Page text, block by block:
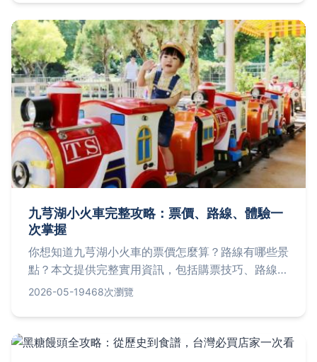
Q&A解答，讓你輕鬆享受南投深度旅遊體驗。
九芎湖小火車完整攻略：票價、路線、體驗一
次掌握
你想知道九芎湖小火車的票價怎麼算？路線有哪些景
點？本文提供完整實用資訊，包括購票技巧、路線解
析、親子體驗心得，以及常見問題解答，幫助你規劃
2026-05-19468次瀏覽